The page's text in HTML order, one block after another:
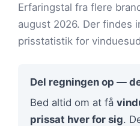
Erfaringstal fra flere
august 2026. Der findes
prisstatistik for
Del regningen op —
Bed altid om at få
prissat hver for sig.